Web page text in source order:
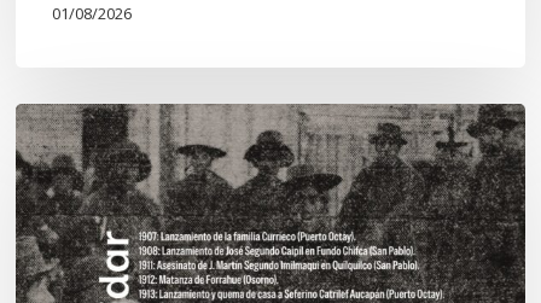
01/08/2026
Chawrakawin:
Palimpsesto
explora
a
través